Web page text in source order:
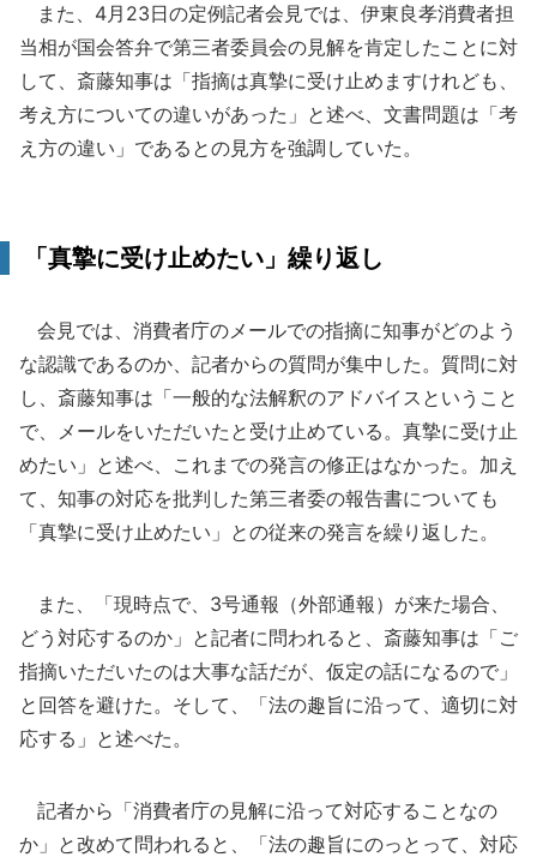
また、4月23日の定例記者会見では、伊東良孝消費者担
当相が国会答弁で第三者委員会の見解を肯定したことに対
して、斎藤知事は「指摘は真摯に受け止めますけれども、
考え方についての違いがあった」と述べ、文書問題は「考
え方の違い」であるとの見方を強調していた。
「真摯に受け止めたい」繰り返し
会見では、消費者庁のメールでの指摘に知事がどのよう
な認識であるのか、記者からの質問が集中した。質問に対
し、斎藤知事は「一般的な法解釈のアドバイスということ
で、メールをいただいたと受け止めている。真摯に受け止
めたい」と述べ、これまでの発言の修正はなかった。加え
て、知事の対応を批判した第三者委の報告書についても
「真摯に受け止めたい」との従来の発言を繰り返した。
また、「現時点で、3号通報（外部通報）が来た場合、
どう対応するのか」と記者に問われると、斎藤知事は「ご
指摘いただいたのは大事な話だが、仮定の話になるので」
と回答を避けた。そして、「法の趣旨に沿って、適切に対
応する」と述べた。
記者から「消費者庁の見解に沿って対応することなの
か」と改めて問われると、「法の趣旨にのっとって、対応